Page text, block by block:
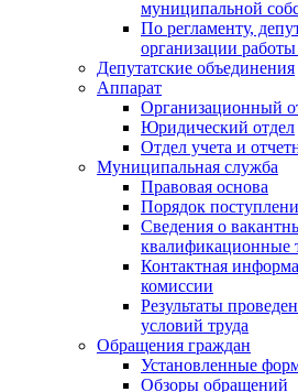
муниципальной
По регламенту,
организации
Депутатские объединения
Аппарат
Организационный
Юридический отдел
Отдел учета и
Муниципальная служба
Правовая основа
Порядок
Сведения о
квалификационные
Контактная
комиссии
Результаты
условий труда
Обращения граждан
Установленные
Обзоры обращений